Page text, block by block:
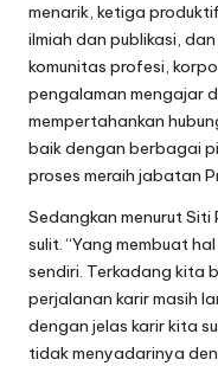
menarik, ketiga
ilmiah dan publikasi,
komunitas profesi,
pengalaman mengajar
mempertahankan
baik dengan berbagai
proses meraih jabatan
Sedangkan menurut
sulit. “Yang membuat
sendiri. Terkadang kita
perjalanan karir masih
dengan jelas karir kita
tidak menyadarinya